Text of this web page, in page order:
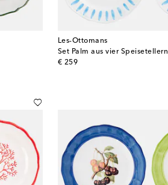
Les-Ottomans
Set Palm aus vier Speisetellern
€ 259
original price